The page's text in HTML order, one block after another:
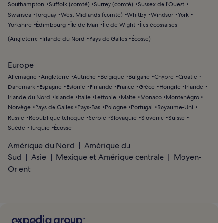
Southampton
Suffolk (comté) Surrey (comté)
Sussex de l’Ouest
Swansea Torquay West Midlands (comté) Whitby Windsor York
Yorkshire
Édimbourg Île de Man Île de Wight Îles écossaises
(Angleterre Irlande du Nord Pays de Galles Écosse)
Europe
Allemagne Angleterre Autriche Belgique Bulgarie Chypre Croatie
Danemark
Espagne Estonie Finlande France Grèce Hongrie
Irlande
Irlande du Nord
Islande Italie Lettonie Malte Monaco
Monténégro
Norvège
Pays de Galles Pays-Bas Pologne Portugal
Royaume-Uni
Russie
République tchèque Serbie Slovaquie Slovénie Suisse
Suède Turquie Écosse
Amérique du Nord
Amérique du
Sud
Asie Mexique et Amérique centrale
Moyen-
Orient